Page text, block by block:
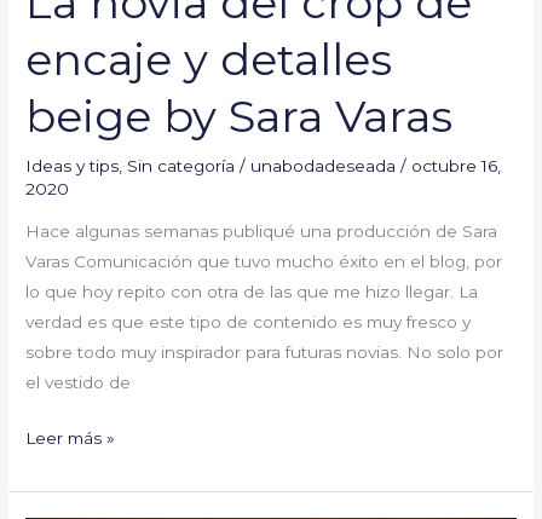
encaje y detalles
beige by Sara Varas
Ideas y tips Sin categoría / unabodadeseada/ octubre 16,
2020
Hace algunas semanas publiqué una producción de Sara
Varas Comunicación que tuvo mucho éxito en el blog, por
lo que hoy repito con otra de las que me hizo llegar. La
verdad es que este tipo de contenido es muy fresco y
sobre todo muy inspirador para futuras novias. No solo por
el vestido de
Leer más »